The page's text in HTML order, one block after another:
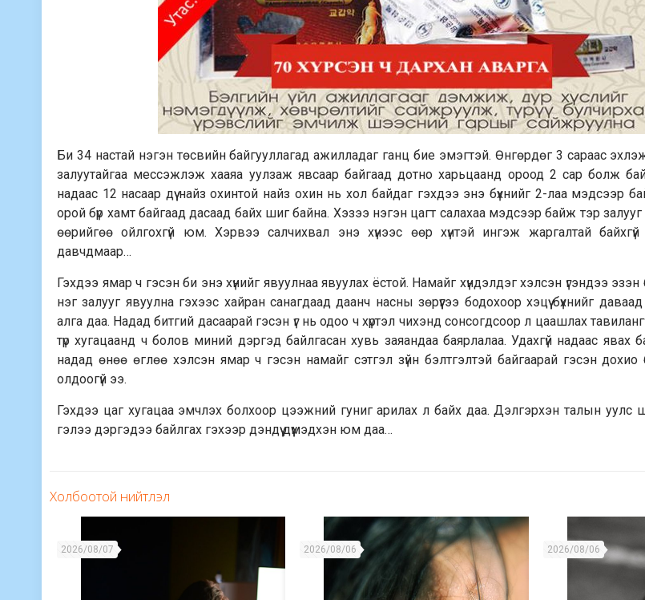
Би 34 настай нэгэн төсвийн байгууллагад ажилладаг ганц бие эмэгтэй. Өнгөрдөг 3 сараас
залуутайгаа мессэжлэж хааяа уулзаж явсаар байгаад дотно харьцаанд ороод 2 сар болж
надаас 12 насаар дүү найз охинтой найз охин нь хол байдаг гэхдээ энэ бүхнийг 2-лаа мэдсээр
орой бүр хамт байгаад дасаад байх шиг байна. Хэзээ нэгэн цагт салахаа мэдсээр байж тэр
өөрийгөө ойлгохгүй юм. Хэрвээ салчихвал энэ хүнээс өөр хүнтэй ингэж жаргалтай
давчдмаар…
Гэхдээ ямар ч гэсэн би энэ хүнийг явуулнаа явуулах ёстой. Намайг хүндэлдэг хэлсэн үгэндээ эзэн
нэг залууг явуулна гэхээс хайран санагдаад даанч насны зөрүүгээ бодохоор хэцүү бүхнийг
алга даа. Надад битгий дасаарай гэсэн үг нь одоо ч хүртэл чихэнд сонсогдсоор л цаашлах
түр хугацаанд ч болов миний дэргэд байлгасан хувь заяандаа баярлалаа. Удахгүй надаас явах
надад өнөө өглөө хэлсэн ямар ч гэсэн намайг сэтгэл зүйн бэлтгэлтэй байгаарай гэсэн дохио
олдоогүй ээ.
Гэхдээ цаг хугацаа эмчлэх болхоор цээжний гуниг арилах л байх даа. Дэлгэрхэн талын уулс
гэлээ дэргэдээ байлгах гэхээр дэндүү дүүмэдхэн юм даа…
Холбоотой нийтлэл
2026/08/07 2026/08/06 2026/08/06